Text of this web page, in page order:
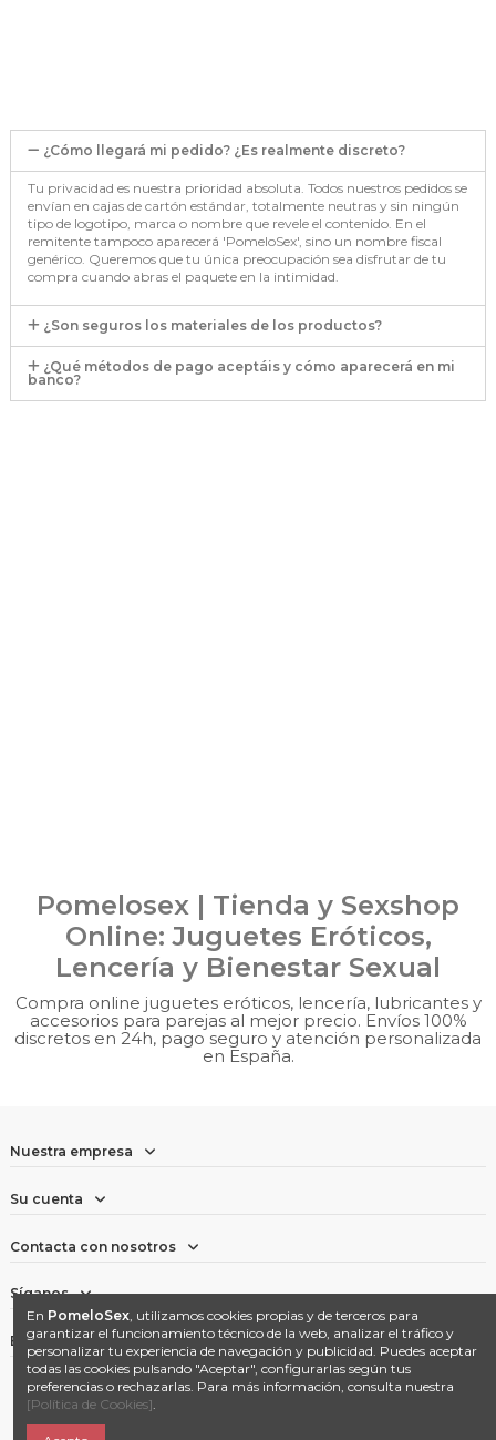
¿Cómo llegará mi pedido? ¿Es realmente discreto?
Tu privacidad es nuestra prioridad absoluta. Todos nuestros pedidos se
envían en cajas de cartón estándar, totalmente neutras y sin ningún
tipo de logotipo, marca o nombre que revele el contenido. En el
remitente tampoco aparecerá 'PomeloSex', sino un nombre fiscal
genérico. Queremos que tu única preocupación sea disfrutar de tu
compra cuando abras el paquete en la intimidad.
¿Son seguros los materiales de los productos?
¿Qué métodos de pago aceptáis y cómo aparecerá en mi
banco?
Pomelosex | Tienda y Sexshop
Online: Juguetes Eróticos,
Lencería y Bienestar Sexual
Compra online juguetes eróticos, lencería, lubricantes y
accesorios para parejas al mejor precio. Envíos 100%
discretos en 24h, pago seguro y atención personalizada
en España.
Nuestra empresa
Su cuenta
Contacta con nosotros
Síganos
Boletín
En PomeloSex, utilizamos cookies propias y de terceros para
garantizar el funcionamiento técnico de la web, analizar el tráfico y
personalizar tu experiencia de navegación y publicidad. Puedes aceptar
todas las cookies pulsando "Aceptar", configurarlas según tus
preferencias o rechazarlas. Para más información, consulta nuestra
[Política de Cookies].